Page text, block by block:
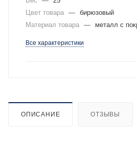
Цвет товара —
бирюзовый
Материал товара — металл с
Все характеристики
ОПИСАНИЕ ОТЗЫВЫ